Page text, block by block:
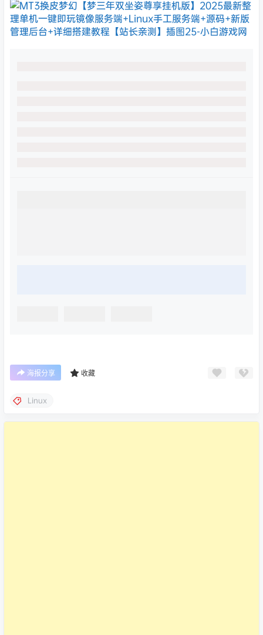
海报分享 收藏
Linux